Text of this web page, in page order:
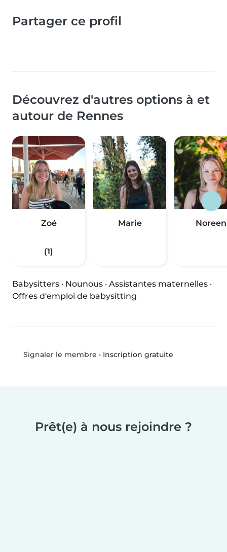
Partager ce profil
Découvrez d'autres options à et
autour de Rennes
Zoé
(1)
Marie Noreen
Babysitters · Nounous · Assistantes maternelles ·
Offres d'emploi de babysitting
Signaler le membre • Inscription gratuite
Prêt(e) à nous rejoindre ?